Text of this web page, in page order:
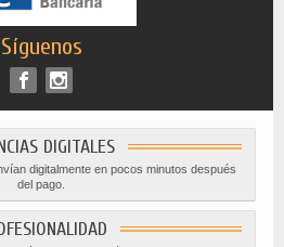
Síguenos
DIGITALES
digitalmente en pocos minutos después
del pago.